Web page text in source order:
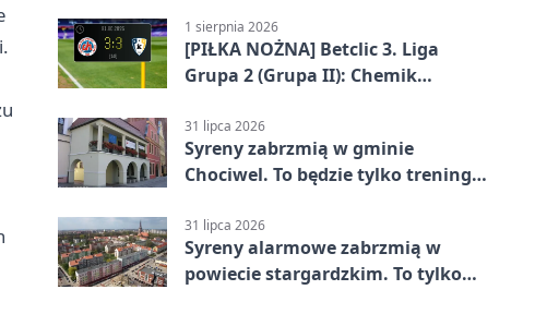
1 sierpnia 2026
[PIŁKA NOŻNA] Betclic 3. Liga
Grupa 2 (Grupa II): Chemik
Stargard 3:3
31 lipca 2026
Syreny zabrzmią w gminie
Chociwel. To będzie tylko trening
31 lipca 2026
Syreny alarmowe zabrzmią w
powiecie stargardzkim. To tylko